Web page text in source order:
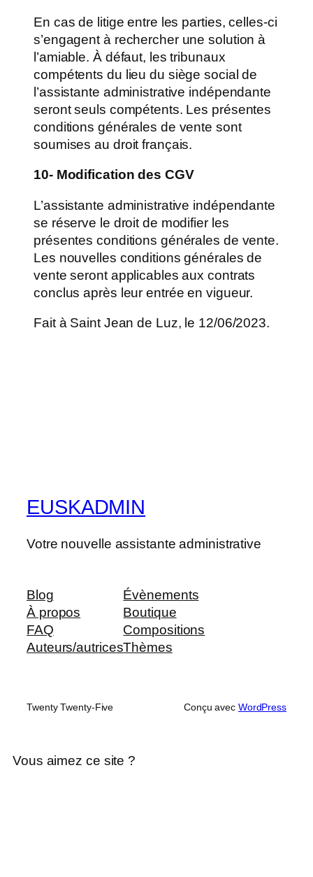
En cas de litige entre les parties, celles-ci
s’engagent à rechercher une solution à
l’amiable. À défaut, les tribunaux
compétents du lieu du siège social de
l’assistante administrative indépendante
seront seuls compétents. Les présentes
conditions générales de vente sont
soumises au droit français.
10- Modification des CGV
L’assistante administrative indépendante
se réserve le droit de modifier les
présentes conditions générales de vente.
Les nouvelles conditions générales de
vente seront applicables aux contrats
conclus après leur entrée en vigueur.
Fait à Saint Jean de Luz, le 12/06/2023.
EUSKADMIN
Votre nouvelle assistante administrative
Blog
À propos
FAQ
Auteurs/autrices
Évènements
Boutique
Compositions
Thèmes
Twenty Twenty-Five Conçu avec WordPress
Vous aimez ce site ?